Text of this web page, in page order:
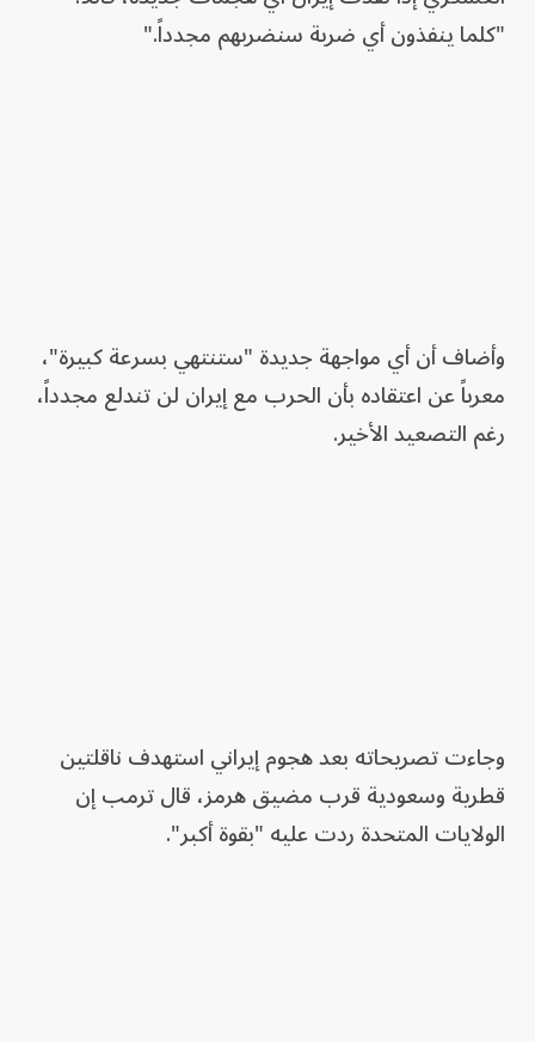
"كلما ينفذون أي ضربة سنضربهم مجدداً."
وأضاف أن أي مواجهة جديدة "ستنتهي بسرعة كبيرة"،
معرباً عن اعتقاده بأن الحرب مع إيران لن تندلع مجدداً،
رغم التصعيد الأخير.
وجاءت تصريحاته بعد هجوم إيراني استهدف ناقلتين
قطرية وسعودية قرب مضيق هرمز، قال ترمب إن
الولايات المتحدة ردت عليه "بقوة أكبر".